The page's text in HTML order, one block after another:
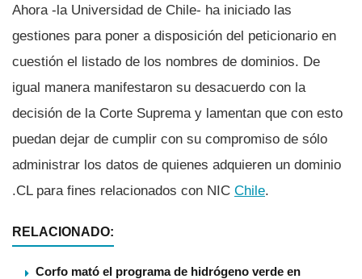
Ahora -la Universidad de Chile- ha iniciado las
gestiones para poner a disposición del peticionario en
cuestión el listado de los nombres de dominios. De
igual manera manifestaron su desacuerdo con la
decisión de la Corte Suprema y lamentan que con esto
puedan dejar de cumplir con su compromiso de sólo
administrar los datos de quienes adquieren un dominio
.CL para fines relacionados con NIC Chile.
RELACIONADO:
Corfo mató el programa de hidrógeno verde en